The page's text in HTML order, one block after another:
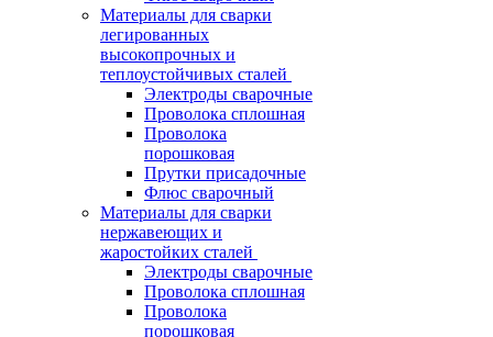
Материалы для сварки
легированных
высокопрочных и
теплоустойчивых сталей
Электроды сварочные
Проволока сплошная
Проволока
порошковая
Прутки присадочные
Флюс сварочный
Материалы для сварки
нержавеющих и
жаростойких сталей
Электроды сварочные
Проволока сплошная
Проволока
порошковая